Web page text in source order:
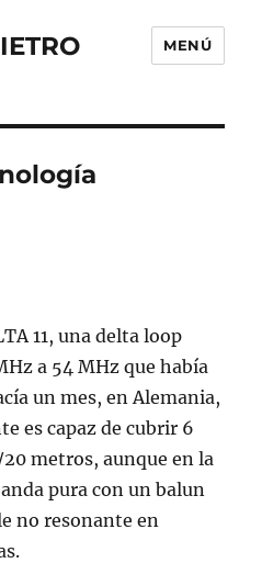
MENÚ
11, una delta loop
a 54 MHz que había
un mes, en Alemania,
es capaz de cubrir 6
metros, aunque en la
pura con un balun
no resonante en